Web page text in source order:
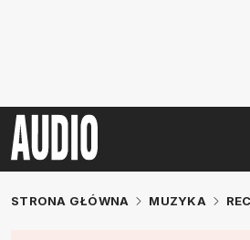
STRONA GŁÓWNA MUZYKA